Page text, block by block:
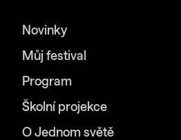
Novinky
Můj festival
Program
Školní projekce
O Jednom světě